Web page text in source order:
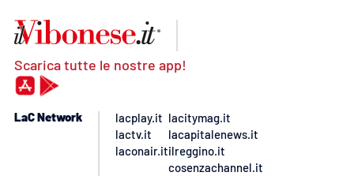
Scarica tutte le nostre app!
LaC Network
lacplay.it
lactv.it
laconair.it
lacitymag.it
lacapitalenews.it
ilreggino.it
cosenzachannel.it